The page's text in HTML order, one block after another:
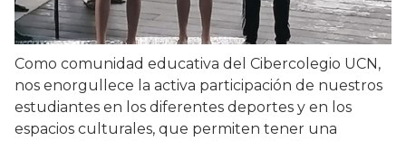
Como comunidad educativa del Cibercolegio UCN,
nos enorgullece la activa participación de nuestros
estudiantes en los diferentes deportes y en los
espacios culturales, que permiten tener una